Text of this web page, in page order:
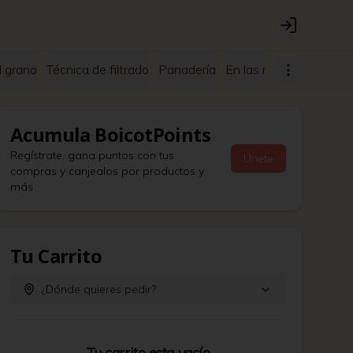
Login
grano Técnica de filtrado Panadería En las rocas
Acumula BoicotPoints
Regístrate, gana puntos con tus
compras y canjealos por productos y
más
Únete
Tu Carrito
¿Dónde quieres pedir?